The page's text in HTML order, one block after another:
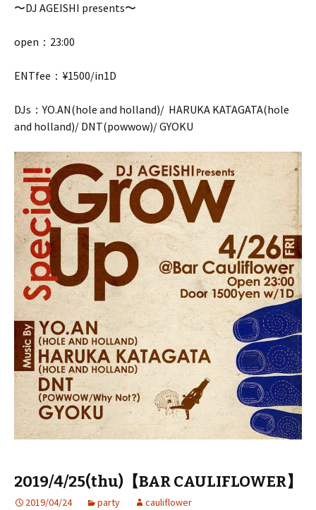
〜DJ AGEISHI presents〜
open：23:00
ENTfee：¥1500/in1D
DJs：YO.AN(hole and holland)/ HARUKA KATAGATA(hole
and holland)/ DNT(powwow)/ GYOKU
2019/4/25(thu)【BAR CAULIFLOWER】
2019/04/24 party cauliflower